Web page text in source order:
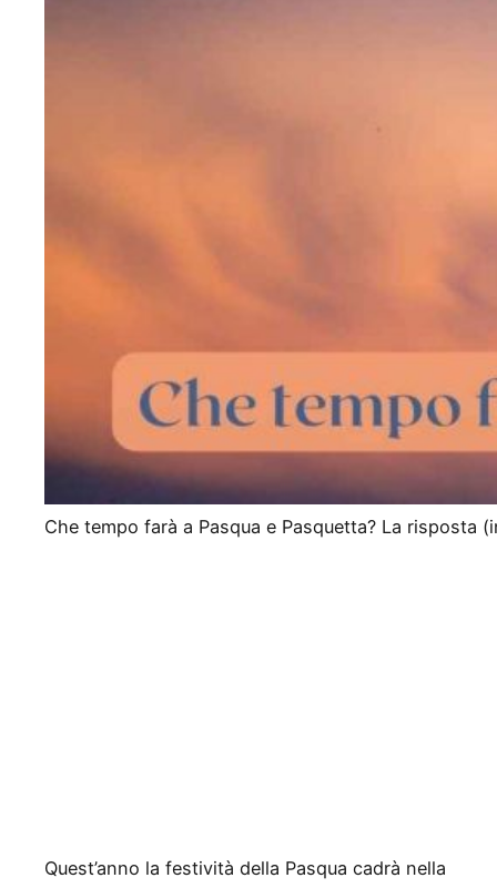
Che tempo farà a Pasqua e Pasquetta? La risposta
Quest’anno la festività della Pasqua cadrà nella